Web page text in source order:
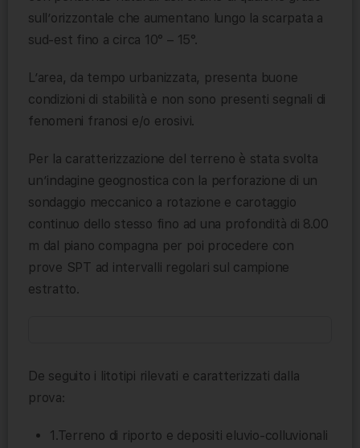
sull’orizzontale che aumentano lungo la scarpata a
sud-est fino a circa 10° – 15°.
L’area, da tempo urbanizzata, presenta buone
condizioni di stabilità e non sono presenti segnali di
fenomeni franosi e/o erosivi.
Per la caratterizzazione del terreno è stata svolta
un’indagine geognostica con la perforazione di un
sondaggio meccanico a rotazione e carotaggio
continuo dello stesso fino ad una profondità di 8.00
m dal piano compagna per poi procedere con
prove SPT ad intervalli regolari sul campione
estratto.
De seguito i litotipi rilevati e caratterizzati dalla
prova:
1.Terreno di riporto e depositi eluvio-colluvionali